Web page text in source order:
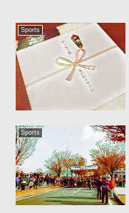
Sports
Sports